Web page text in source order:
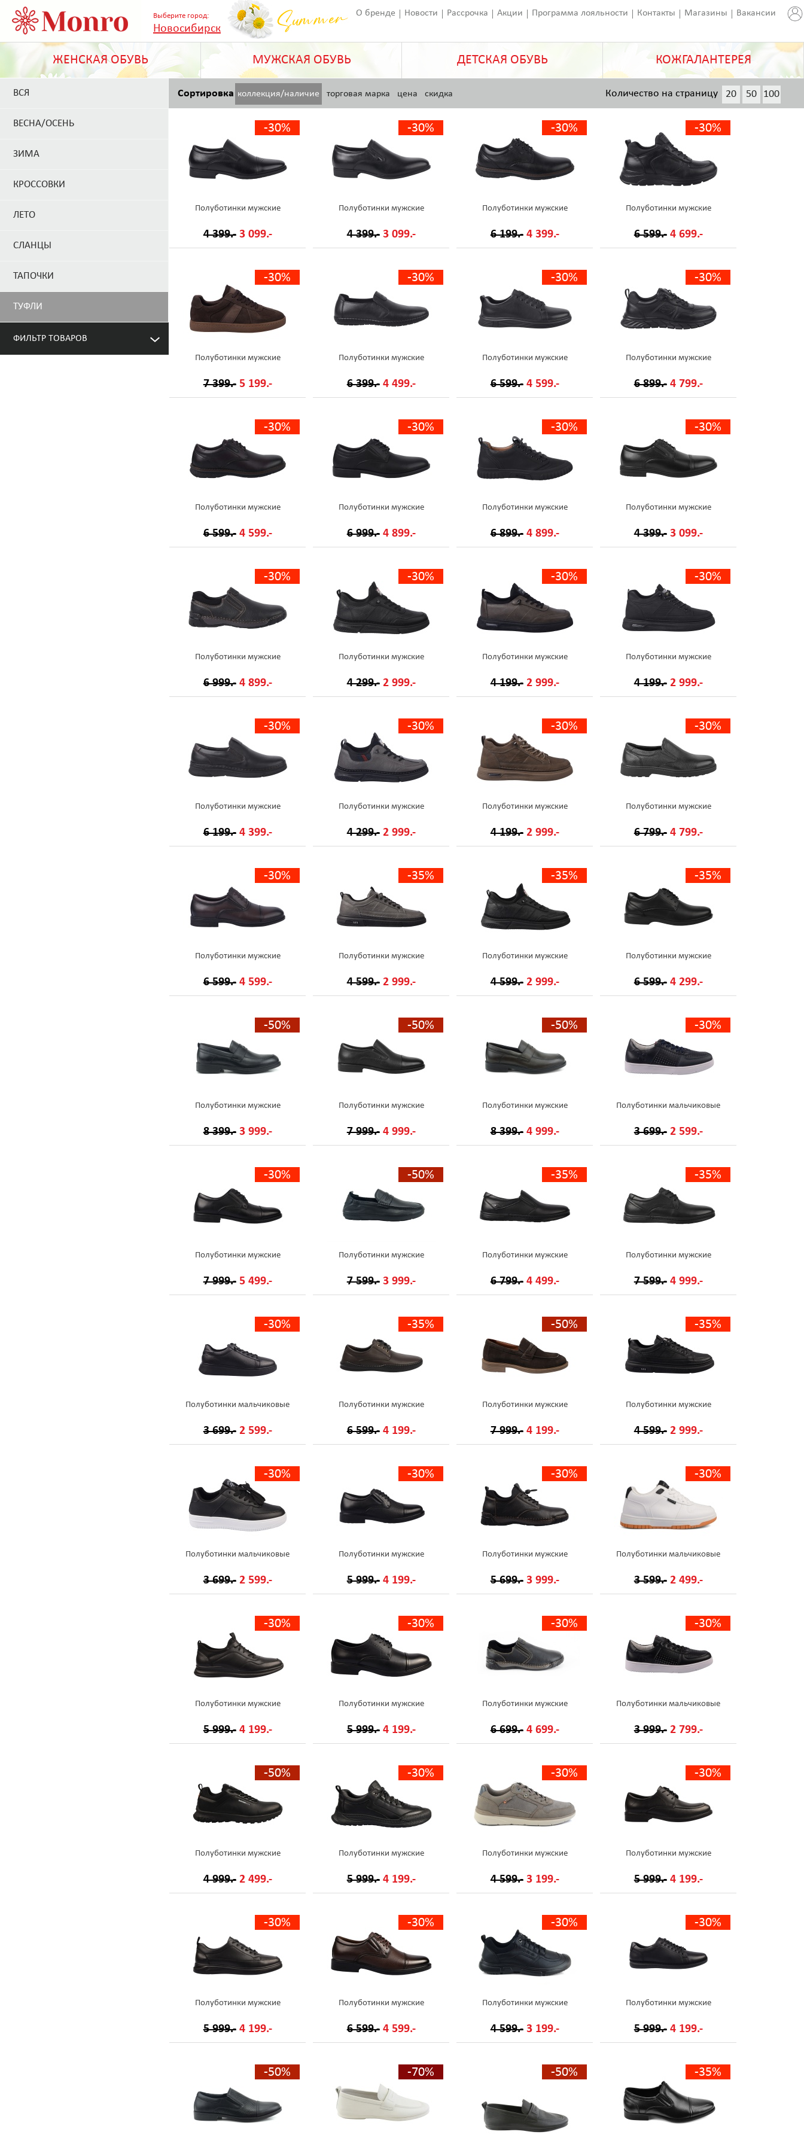
Выберите город:
Новосибирск
О бренде Новости Рассрочка Акции Программа лояльности Контакты Магазины Вакансии
ЖЕНСКАЯ ОБУВЬ МУЖСКАЯ ОБУВЬ ДЕТСКАЯ ОБУВЬ КОЖГАЛАНТЕРЕЯ
ВСЯ
ВЕСНА/ОСЕНЬ
ЗИМА
КРОССОВКИ
ЛЕТО
СЛАНЦЫ
ТАПОЧКИ
ТУФЛИ
ФИЛЬТР ТОВАРОВ
Сортировка коллекция/наличие торговая марка цена скидка 20 50 100
200
Количество на страницу
-30%
Полуботинки мужские
4 399.- 3 099.-
-30%
Полуботинки мужские
4 399.- 3 099.-
-30%
Полуботинки мужские
6 199.- 4 399.-
-30%
Полуботинки мужские
6 599.- 4 699.-
-30%
Полуботинки мужские
7 399.- 5 199.-
-30%
Полуботинки мужские
6 399.- 4 499.-
-30%
Полуботинки мужские
6 599.- 4 599.-
-30%
Полуботинки мужские
6 899.- 4 799.-
-30%
Полуботинки мужские
6 599.- 4 599.-
-30%
Полуботинки мужские
6 999.- 4 899.-
-30%
Полуботинки мужские
6 899.- 4 899.-
-30%
Полуботинки мужские
4 399.- 3 099.-
-30%
Полуботинки мужские
6 999.- 4 899.-
-30%
Полуботинки мужские
4 299.- 2 999.-
-30%
Полуботинки мужские
4 199.- 2 999.-
-30%
Полуботинки мужские
4 199.- 2 999.-
-30%
Полуботинки мужские
6 199.- 4 399.-
-30%
Полуботинки мужские
4 299.- 2 999.-
-30%
Полуботинки мужские
4 199.- 2 999.-
-30%
Полуботинки мужские
6 799.- 4 799.-
-30%
Полуботинки мужские
6 599.- 4 599.-
-35%
Полуботинки мужские
4 599.- 2 999.-
-35%
Полуботинки мужские
4 599.- 2 999.-
-35%
Полуботинки мужские
6 599.- 4 299.-
-50%
Полуботинки мужские
8 399.- 3 999.-
-50%
Полуботинки мужские
7 999.- 4 999.-
-50%
Полуботинки мужские
8 399.- 4 999.-
-30%
Полуботинки мальчиковые
3 699.- 2 599.-
-30%
Полуботинки мужские
7 999.- 5 499.-
-50%
Полуботинки мужские
7 599.- 3 999.-
-35%
Полуботинки мужские
6 799.- 4 499.-
-35%
Полуботинки мужские
7 599.- 4 999.-
-30%
Полуботинки мальчиковые
3 699.- 2 599.-
-35%
Полуботинки мужские
6 599.- 4 199.-
-50%
Полуботинки мужские
7 999.- 4 199.-
-35%
Полуботинки мужские
4 599.- 2 999.-
-30%
Полуботинки мальчиковые
3 699.- 2 599.-
-30%
Полуботинки мужские
5 999.- 4 199.-
-30%
Полуботинки мужские
5 699.- 3 999.-
-30%
Полуботинки мальчиковые
3 599.- 2 499.-
-30%
Полуботинки мужские
5 999.- 4 199.-
-30%
Полуботинки мужские
5 999.- 4 199.-
-30%
Полуботинки мужские
6 699.- 4 699.-
-30%
Полуботинки мальчиковые
3 999.- 2 799.-
-50%
Полуботинки мужские
4 999.- 2 499.-
-30%
Полуботинки мужские
5 999.- 4 199.-
-30%
Полуботинки мужские
4 599.- 3 199.-
-30%
Полуботинки мужские
5 999.- 4 199.-
-30%
Полуботинки мужские
5 999.- 4 199.-
-30%
Полуботинки мужские
6 599.- 4 599.-
-30%
Полуботинки мужские
4 599.- 3 199.-
-30%
Полуботинки мужские
5 999.- 4 199.-
-50% -70% -50% -35%